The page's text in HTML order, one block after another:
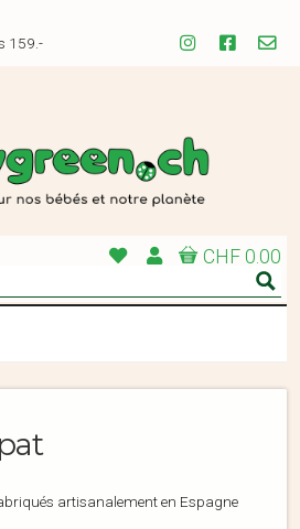
159.-
CHF 0.00
artisanalement en Espagne